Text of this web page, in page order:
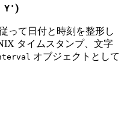
)
って日付と時刻を整形し
タイムスタンプ、文字
オブジェクトとして